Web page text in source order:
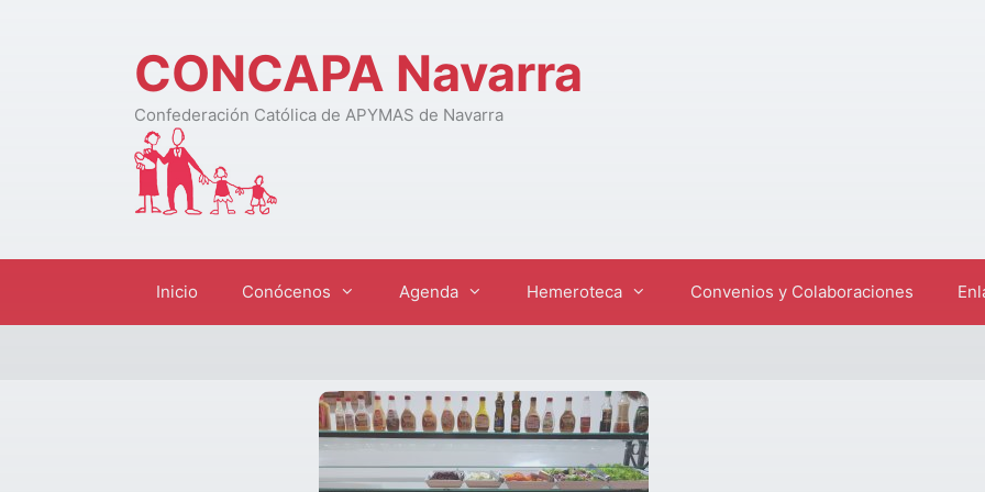
CONCAPA Navarra
Confederación Católica de APYMAS de Navarra
Inicio Conócenos Agenda Hemeroteca Convenios y Colaboraciones